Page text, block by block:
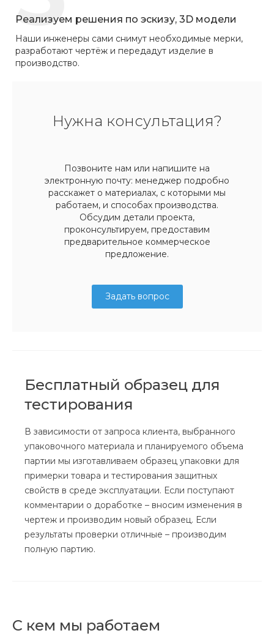
Реализуем решения по эскизу, 3D модели
Наши инженеры сами снимут необходимые мерки,
разработают чертёж и передадут изделие в
производство.
Нужна консультация?
Позвоните нам или напишите на
электронную почту: менеджер подробно
расскажет о материалах, с которыми мы
работаем, и способах производства.
Обсудим детали проекта,
проконсультируем, предоставим
предварительное коммерческое
предложение.
Задать вопрос
Бесплатный образец для
тестирования
В зависимости от запроса клиента, выбранного
упаковочного материала и планируемого объема
партии мы изготавливаем образец упаковки для
примерки товара и тестирования защитных
свойств в среде эксплуатации. Если поступают
комментарии о доработке – вносим изменения в
чертеж и производим новый образец. Если
результаты проверки отличные – производим
полную партию.
С кем мы работаем